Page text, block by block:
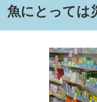
魚にとっては